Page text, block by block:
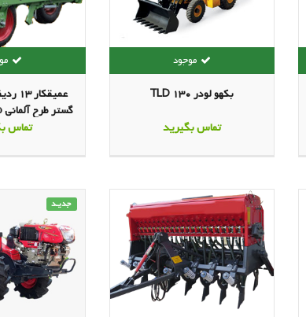
بکهو لودر TLD 130
تماس بگیرید
گستر طرح
کار 2.25)
تماس
جدیـد